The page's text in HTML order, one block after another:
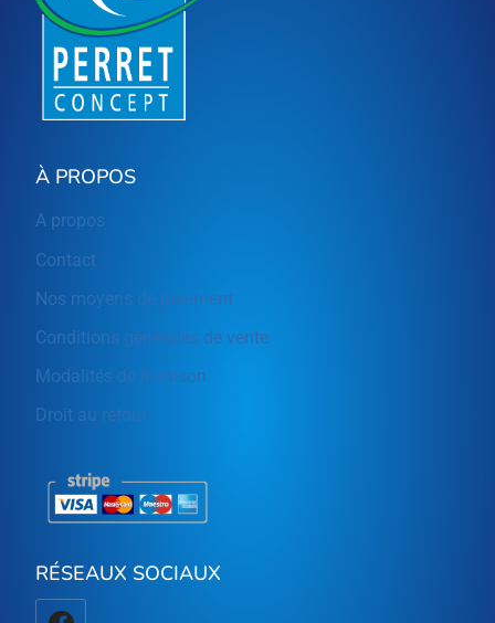
À PROPOS
A propos
Contact
Nos moyens de paiement
Conditions générales de vente
Modalités de livraison
Droit au retour
RÉSEAUX SOCIAUX